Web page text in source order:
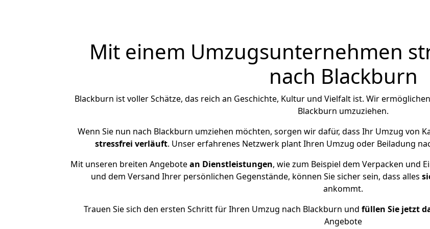
Mit einem Umzugsunternehmen
nach Blackburn
Blackburn ist voller Schätze, das reich an Geschichte, Kultur und Vielfalt ist. Wir
Blackburn umzuziehen.
Wenn Sie nun nach Blackburn umziehen möchten, sorgen wir dafür, dass Ihr Umzug von
stressfrei verläuft. Unser erfahrenes Netzwerk plant Ihren Umzug oder Beiladung
Mit unseren breiten Angebotean Dienstleistungen, wie zum Beispiel dem Verpacken und
und dem Versand Ihrer persönlichen Gegenstände, können Sie sicher sein, dass alles
ankommt.
Trauen Sie sich den ersten Schritt für Ihren Umzug nach Blackburn und füllen Sie jetzt
Angebote